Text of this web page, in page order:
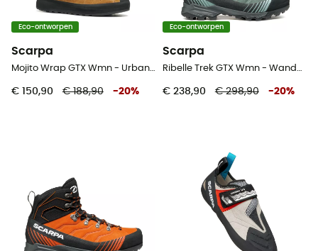
Eco-ontworpen
Scarpa
Mojito Wrap GTX Wmn - Urban schoenen - Dames
€ 150,90 € 188,90 -20%
Eco-ontworpen
Scarpa
Ribelle Trek GTX Wmn - Wandelschoenen - Dames
€ 238,90 € 298,90 -20%